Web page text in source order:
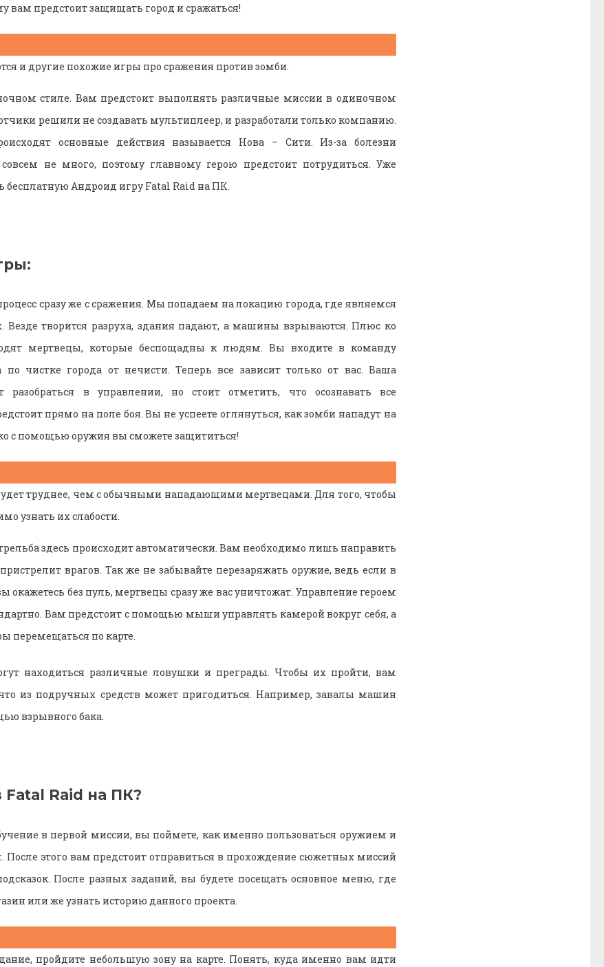
вам предстоит защищать город и сражаться!
и другие похожие игры про сражения против зомби.
стиле. Вам предстоит выполнять различные миссии в одиночном
решили не создавать мультиплеер, и разработали только компанию.
основные действия называется Нова – Сити. Из-за болезни
не много, поэтому главному герою предстоит потрудиться. Уже
бесплатную Андроид игру Fatal Raid на ПК.
сразу же с сражения. Мы попадаем на локацию города, где являемся
творится разруха, здания падают, а машины взрываются. Плюс ко
мертвецы, которые беспощадны к людям. Вы входите в команду
по чистке города от нечисти. Теперь все зависит только от вас. Ваша
в управлении, но стоит отметить, что осознавать все
прямо на поле боя. Вы не успеете оглянуться, как зомби нападут на
с помощью оружия вы сможете защититься!
труднее, чем с обычными нападающими мертвецами. Для того, чтобы
узнать их слабости.
здесь происходит автоматически. Вам необходимо лишь направить
врагов. Так же не забывайте перезаряжать оружие, ведь если в
окажетесь без пуль, мертвецы сразу же вас уничтожат. Управление героем
Вам предстоит с помощью мыши управлять камерой вокруг себя, а
перемещаться по карте.
находиться различные ловушки и преграды. Чтобы их пройти, вам
из подручных средств может пригодиться. Например, завалы машин
взрывного бака.
Fatal Raid на ПК?
в первой миссии, вы поймете, как именно пользоваться оружием и
После этого вам предстоит отправиться в прохождение сюжетных миссий
После разных заданий, вы будете посещать основное меню, где
или же узнать историю данного проекта.
пройдите небольшую зону на карте. Понять, куда именно вам идти